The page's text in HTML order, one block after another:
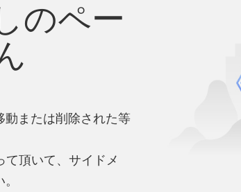
のペー
動または削除された等
頂いて、サイドメ